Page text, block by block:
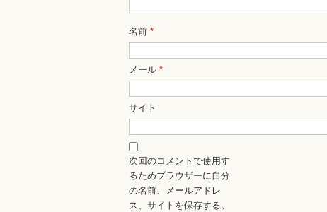
名前 *
メール *
サイト
次回のコメントで使用す
るためブラウザーに自分
の名前、メールアドレ
ス、サイトを保存する。